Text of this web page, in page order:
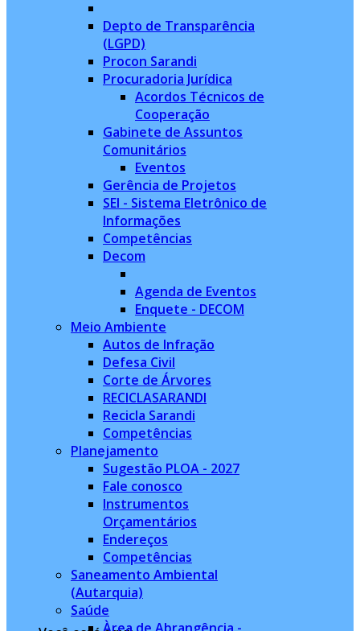
Depto de Transparência
(LGPD)
Procon Sarandi
Procuradoria Jurídica
Acordos Técnicos de
Cooperação
Gabinete de Assuntos
Comunitários
Eventos
Gerência de Projetos
SEI - Sistema Eletrônico de
Informações
Competências
Decom
Agenda de Eventos
Enquete - DECOM
Meio Ambiente
Autos de Infração
Defesa Civil
Corte de Árvores
RECICLASARANDI
Recicla Sarandi
Competências
Planejamento
Sugestão PLOA - 2027
Fale conosco
Instrumentos
Orçamentários
Endereços
Competências
Saneamento Ambiental
(Autarquia)
Saúde